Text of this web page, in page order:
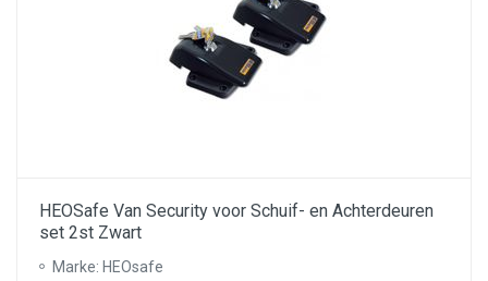
HEOSafe Van Security voor Schuif- en Achterdeuren
set 2st Zwart
Marke: HEOsafe